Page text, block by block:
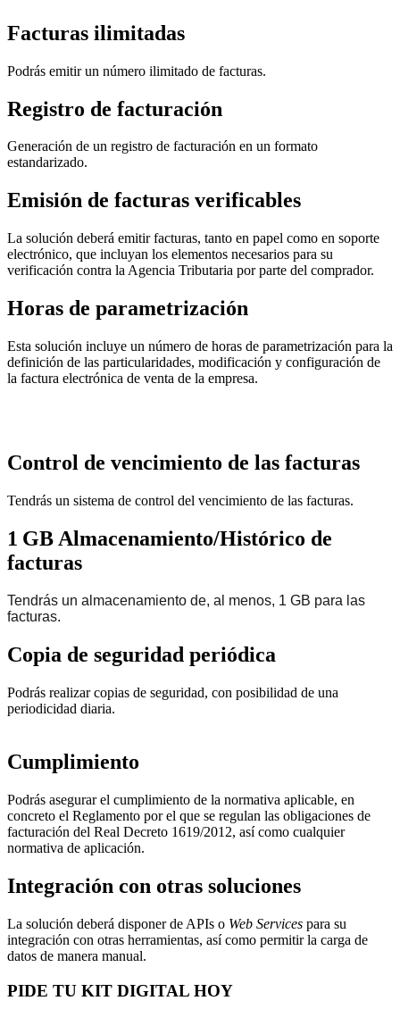
Facturas ilimitadas
Podrás emitir un número ilimitado de facturas.
Registro de facturación
Generación de un registro de facturación en un formato
estandarizado.
Emisión de facturas verificables
La solución deberá emitir facturas, tanto en papel como en soporte
electrónico, que incluyan los elementos necesarios para su
verificación contra la Agencia Tributaria por parte del comprador.
Horas de parametrización
Esta solución incluye un número de horas de parametrización para la
definición de las particularidades, modificación y configuración de
la factura electrónica de venta de la empresa.
Control de vencimiento de las facturas
Tendrás un sistema de control del vencimiento de las facturas.
1 GB Almacenamiento/Histórico de
facturas
Tendrás un almacenamiento de, al menos, 1 GB para las
facturas.
Copia de seguridad periódica
Podrás realizar copias de seguridad, con posibilidad de una
periodicidad diaria.
Cumplimiento
Podrás asegurar el cumplimiento de la normativa aplicable, en
concreto el Reglamento por el que se regulan las obligaciones de
facturación del Real Decreto 1619/2012, así como cualquier
normativa de aplicación.
Integración con otras soluciones
La solución deberá disponer de APIs o Web Services para su
integración con otras herramientas, así como permitir la carga de
datos de manera manual.
PIDE TU KIT DIGITAL HOY